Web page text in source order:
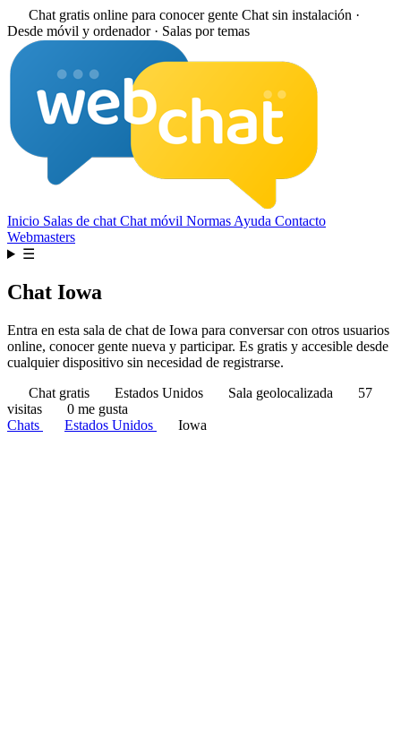
Chat gratis online para conocer gente Chat sin instalación ·
Desde móvil y ordenador · Salas por temas
Inicio Salas de chat Chat móvil Normas Ayuda Contacto
Webmasters
☰
Chat Iowa
Entra en esta sala de chat de Iowa para conversar con otros usuarios
online, conocer gente nueva y participar. Es gratis y accesible desde
cualquier dispositivo sin necesidad de registrarse.
Chat gratis
Estados Unidos Sala geolocalizada
57
visitas
0 me gusta
Chats
Estados Unidos Iowa